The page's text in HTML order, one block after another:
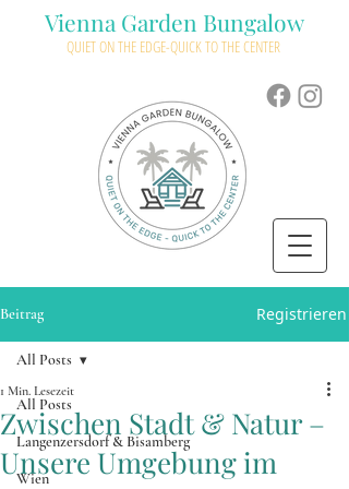
Vienna Garden Bungalow
QUIET ON THE EDGE-QUICK TO THE CENTER
Beitrag Registrieren
All Posts
Langenzersdorf & Bisamberg
Wien
All Posts
Zwischen Stadt & Natur –
Unsere Umgebung im
1 Min. Lesezeit